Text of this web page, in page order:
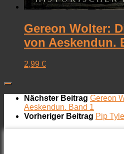
Gereon Wolter:
von Aeskendun.
2,99 €
Nächster Beitrag Gereon
Aeskendun. Band 1
Vorheriger Beitrag Pip